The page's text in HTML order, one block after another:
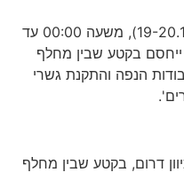
היום בלילה, בין רביעי לחמישי (19-20.11.25), משעה 00:00 עד
דרום ייחסם בקטע שבין מחלף
הנפה והתקנת גשרי
בכיוון דרום, בקטע שבין מחלף